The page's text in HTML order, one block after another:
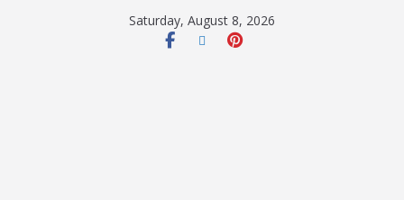
Saturday, August 8, 2026